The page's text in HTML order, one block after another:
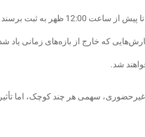
همچنین در روزهای پنجشنبه، تمامی سفارش‌هایی که تا پیش
که خارج از بازه‌های زمانی یاد
شد.
غیرحضوری، سهمی هر چند کوچک، اما